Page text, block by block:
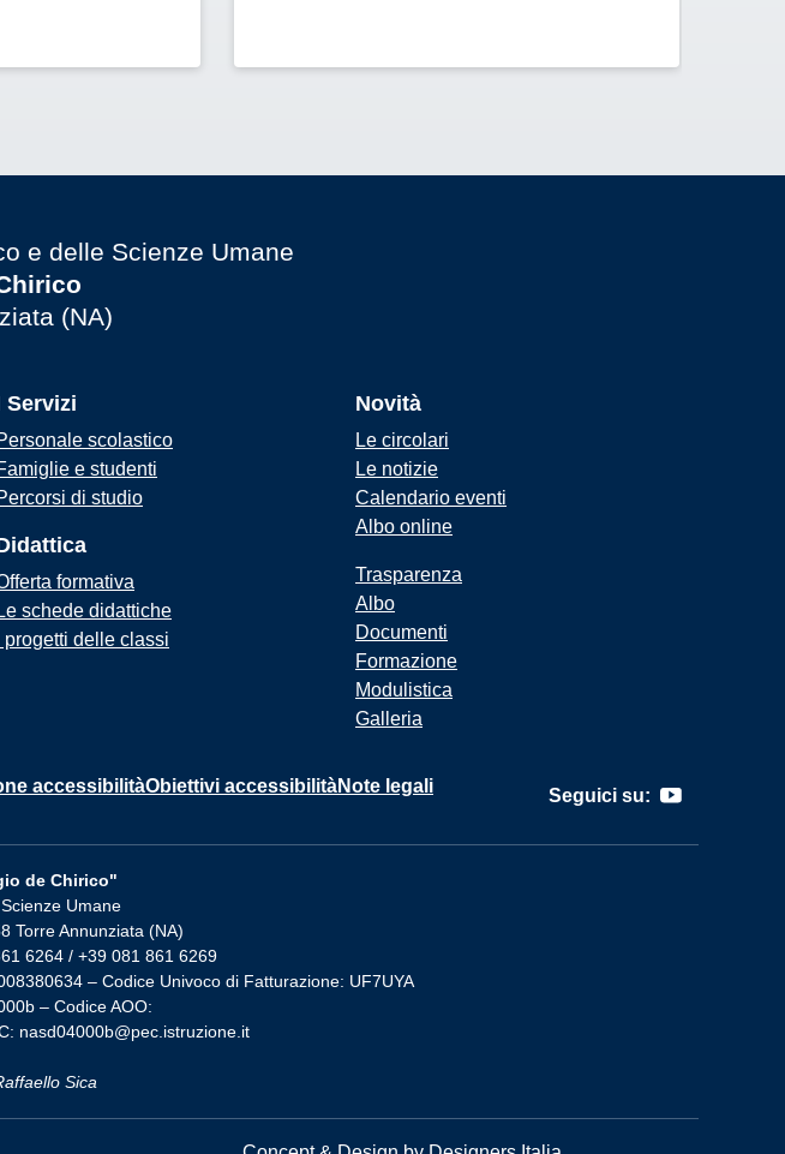
e delle Scienze Umane
(NA)
Servizi
scolastico
e studenti
di studio
formativa
Le schede didattiche
I progetti delle classi
Novità
Le circolari
Le notizie
Calendario eventi
Albo online
Trasparenza
Albo
Documenti
Formazione
Modulistica
Galleria
accessibilitàObiettivi accessibilitàNote legali Seguici su:
de Chirico"
Umane
Torre Annunziata (NA)
6264 / +39 081 861 6269
– Codice Univoco di Fatturazione: UF7UYA
– Codice AOO:
nasd04000b@pec.istruzione.it
Sica